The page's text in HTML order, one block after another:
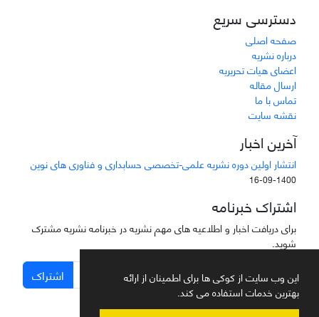
این وب سایت از کوکی ها برای اطمینان از ارائه
بهترین خدمات استفاده می کند.
دسترسی سریع
صفحه اصلی
درباره نشریه
اعضای هیات تحریریه
ارسال مقاله
تماس با ما
نقشه سایت
آخرین اخبار
انتشار اولین دوره نشریه علمی-تخصصی حسابداری و فناوری های نوین
1400-09-16
اشتراک خبرنامه
برای دریافت اخبار و اطلاعیه های مهم نشریه در خبرنامه نشریه مشترک
شوید.
اشتراک